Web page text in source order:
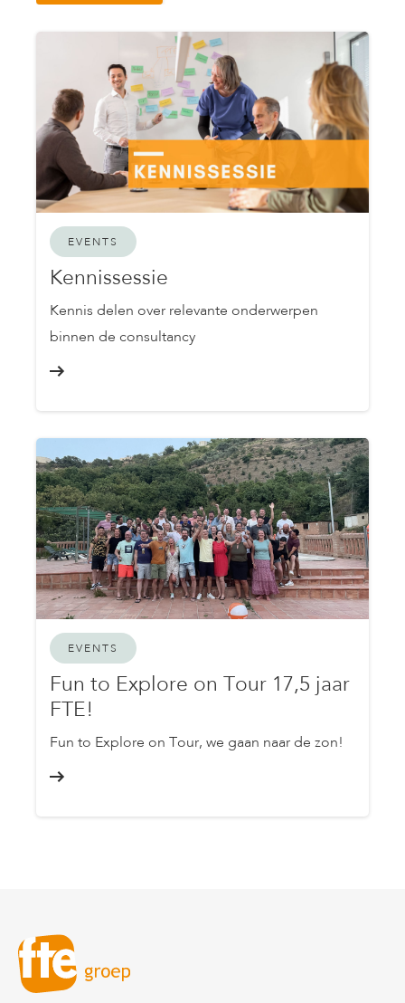
EVENTS
Kennissessie
Kennis delen over relevante onderwerpen
binnen de consultancy
EVENTS
Fun to Explore on Tour 17,5 jaar
FTE!
Fun to Explore on Tour, we gaan naar de zon!